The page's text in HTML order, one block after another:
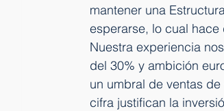
mantener una
esperarse, lo cual
Nuestra experiencia
del 30% y ambición
un umbral de ventas
cifra justifican la